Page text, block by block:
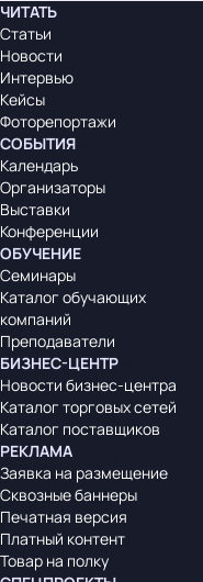
ЧИТАТЬ
Статьи
Новости
Интервью
Кейсы
Фоторепортажи
СОБЫТИЯ
Календарь
Организаторы
Выставки
Конференции
ОБУЧЕНИЕ
Семинары
Каталог обучающих
компаний
Преподаватели
БИЗНЕС-ЦЕНТР
Новости бизнес-центра
Каталог торговых сетей
Каталог поставщиков
РЕКЛАМА
Заявка на размещение
Сквозные баннеры
Печатная версия
Платный контент
Товар на полку